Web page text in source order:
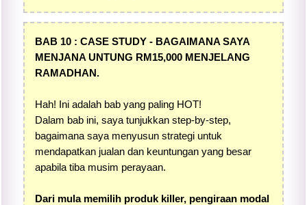
BAB 10 : CASE STUDY - BAGAIMANA SAYA
MENJANA UNTUNG RM15,000 MENJELANG
RAMADHAN.
Hah! Ini adalah bab yang paling HOT!
Dalam bab ini, saya tunjukkan step-by-step,
bagaimana saya menyusun strategi untuk
mendapatkan jualan dan keuntungan yang besar
apabila tiba musim perayaan.
Dari mula memilih produk killer, pengiraan modal